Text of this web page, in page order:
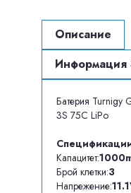
Описание
Информация
Батерия Turnigy
3S 75C LiPo
Капацитет:
Брой клетки:3
Напрежение: